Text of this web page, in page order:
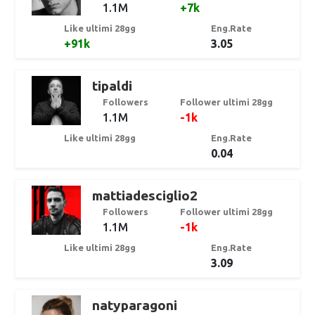
1.1M +7k
Like ultimi 28gg
+91k
Eng.Rate
3.05
tipaldi
Followers
1.1M
Follower ultimi 28gg
-1k
Like ultimi 28gg Eng.Rate
0.04
mattiadesciglio2
Followers
1.1M
Follower ultimi 28gg
-1k
Like ultimi 28gg Eng.Rate
3.09
natyparagoni